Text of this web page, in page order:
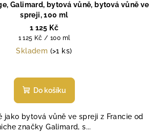
Galimard, bytová vůně, bytová vůně ve
spreji, 100 ml
1 125 Kč
Měrná
cena:
1 125 Kč / 100 ml
Skladem (>1 ks)
Do košíku
jako bytová vůně ve spreji z Francie od
značky Galimard, s...